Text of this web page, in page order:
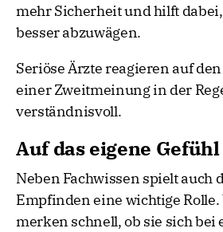
mehr Sicherheit und hilft
besser abzuwägen.
Seriöse Ärzte reagieren auf
einer Zweitmeinung in der
verständnisvoll.
Auf das eigene
Neben Fachwissen spielt auch
Empfinden eine wichtige Rolle.
merken schnell, ob sie sich bei